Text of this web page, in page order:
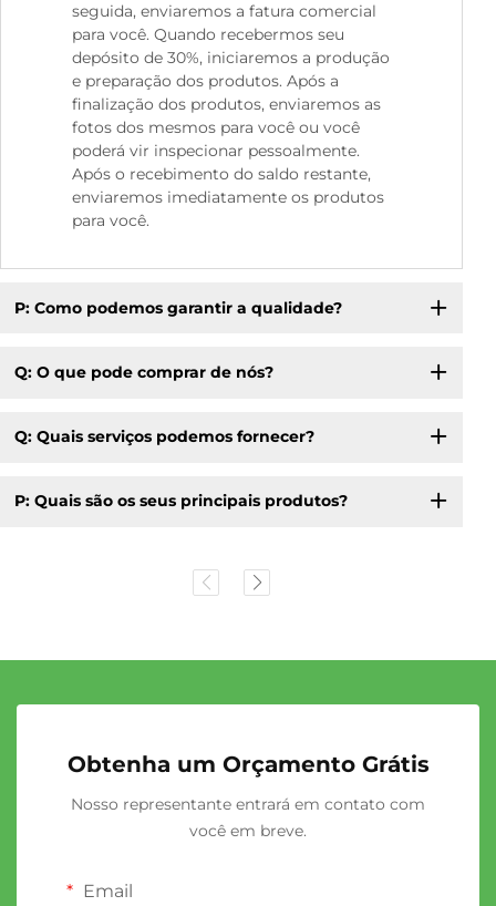
seguida, enviaremos a fatura comercial
para você. Quando recebermos seu
depósito de 30%, iniciaremos a produção
e preparação dos produtos. Após a
finalização dos produtos, enviaremos as
fotos dos mesmos para você ou você
poderá vir inspecionar pessoalmente.
Após o recebimento do saldo restante,
enviaremos imediatamente os produtos
para você.
P: Como podemos garantir a qualidade?
Q: O que pode comprar de nós?
Q: Quais serviços podemos fornecer?
P: Quais são os seus principais produtos?
Obtenha um Orçamento Grátis
Nosso representante entrará em contato com
você em breve.
Email